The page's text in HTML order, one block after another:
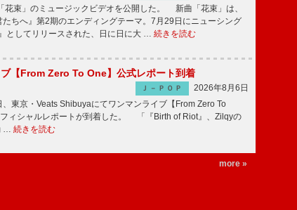
束」のミュージックビデオを公開した。 新曲「花束」は、
ちへ』第2期のエンディングテーマ。7月29日にニューシング
としてリリースされた、日に日に大 … 続きを読む
【From Zero To One】公式レポート到着
Ｊ－ＰＯＰ
2026年8月6日
東京・Veats Shibuyaにてワンマンライブ【From Zero To
ィシャルレポートが到着した。 「『Birth of Riot』、Zilqyの
… 続きを読む
more »